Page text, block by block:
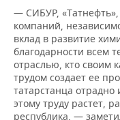
— СИБУР,
компаний,
вклад в развитие
благодарности всем
отраслью, кто своим
трудом создает ее
татарстанца отрадно
этому труду растет,
республика, —